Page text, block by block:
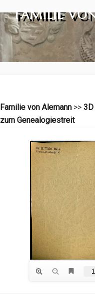
Inhalt
springen
FAMILIE
Familie von Alemann >>
zum Genealogiestreit